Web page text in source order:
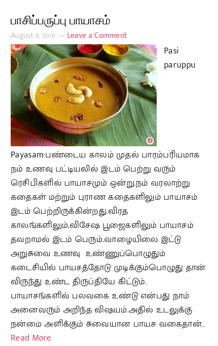
பாசிப்பருப்பு பாயாசம்
August 8, 2019 Leave a Comment
Pasi
paruppu
Payasam:பண்டைய காலம் முதல் பாரம்பரியமாக
நம் உணவு பட்டியலில் இடம் பெற்று வரும்
ரெசிபிகளில் பாயாசமும் ஒன்று.நம் வரலாற்று
கதைகள் மற்றும் புராண கதைகளிலும் பாயாசம்
இடம் பெற்றிருக்கின்றது.விரத
காலங்களிலும்,விசேஷ பூஜைகளிலும் பாயாசம்
தவறாமல் இடம் பெரும்.வாழையிலை இட்டு
அறுசுவை உணவு உண்ணுப்பொழுதும்
கடைசியில் பாயசத்தோடு முடிக்கும்பொழுது தான்
விருந்து உண்ட திருப்தியே கிட்டும்.
பாயாசங்களில் பலவகை உண்டு என்பது நாம்
அனைவரும் அறிந்த விஷயம்.அதில் உடலுக்கு
நன்மை அளிக்கும் சுவையான பாயச வகைதான்…
Read More